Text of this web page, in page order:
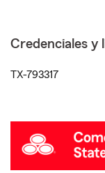
Credenciales y
TX-793317